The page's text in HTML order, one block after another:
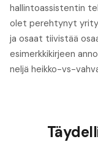
hallintoassistentin
olet perehtynyt
ja osaat tiivistää
esimerkkikirjeen
neljä heikko-vs-